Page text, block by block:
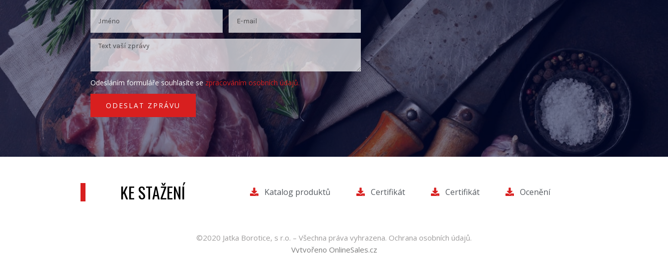
Odesláním formuláře souhlasíte se zpracováním osobních údajů.
ODESLAT ZPRÁVU
KE STAŽENÍ Katalog produktů Certifikát Certifikát Ocenění
©2020 Jatka Borotice, s r.o. – Všechna práva vyhrazena. Ochrana osobních údajů.
Vytvořeno OnlineSales.cz